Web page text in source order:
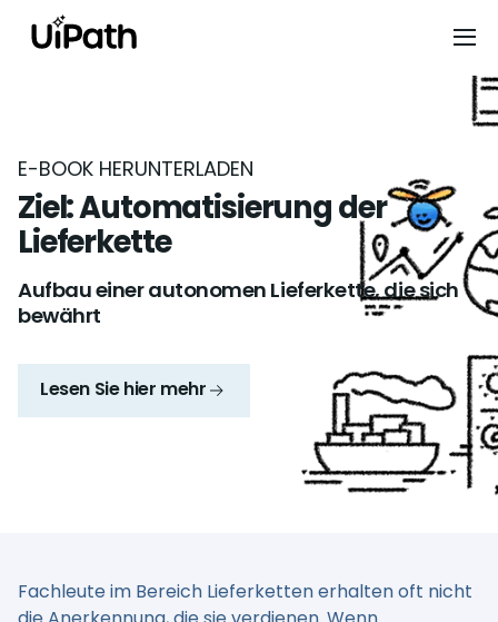
E-BOOK HERUNTERLADEN
Ziel: Automatisierung der
Lieferkette
Aufbau einer autonomen Lieferkette, die sich
bewährt
Lesen Sie hier mehr
Fachleute im Bereich Lieferketten erhalten oft nicht